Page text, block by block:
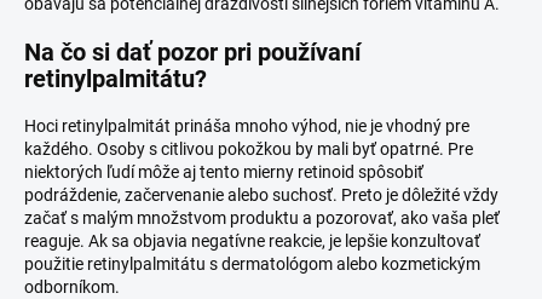
obávajú sa potenciálnej dráždivosti silnejších foriem vitamínu A.
Na čo si dať pozor pri používaní
retinylpalmitátu?
Hoci retinylpalmitát prináša mnoho výhod, nie je vhodný pre
každého. Osoby s citlivou pokožkou by mali byť opatrné. Pre
niektorých ľudí môže aj tento mierny retinoid spôsobiť
podráždenie, začervenanie alebo suchosť. Preto je dôležité vždy
začať s malým množstvom produktu a pozorovať, ako vaša pleť
reaguje. Ak sa objavia negatívne reakcie, je lepšie konzultovať
použitie retinylpalmitátu s dermatológom alebo kozmetickým
odborníkom.